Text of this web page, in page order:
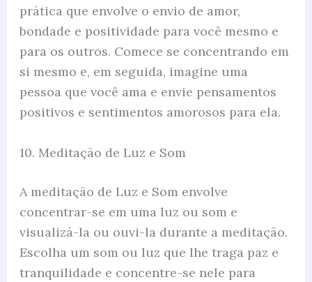
prática que envolve o envio de amor,
bondade e positividade para você mesmo e
para os outros. Comece se concentrando em
si mesmo e, em seguida, imagine uma
pessoa que você ama e envie pensamentos
positivos e sentimentos amorosos para ela.
10. Meditação de Luz e Som
A meditação de Luz e Som envolve
concentrar-se em uma luz ou som e
visualizá-la ou ouvi-la durante a meditação.
Escolha um som ou luz que lhe traga paz e
tranquilidade e concentre-se nele para